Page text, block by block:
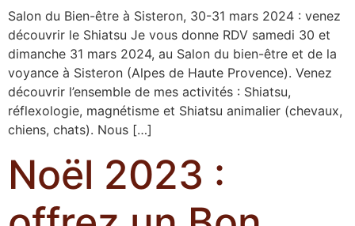
Salon du Bien-être à Sisteron, 30-31 mars 2024 : venez
découvrir le Shiatsu Je vous donne RDV samedi 30 et
dimanche 31 mars 2024, au Salon du bien-être et de la
voyance à Sisteron (Alpes de Haute Provence). Venez
découvrir l’ensemble de mes activités : Shiatsu,
réflexologie, magnétisme et Shiatsu animalier (chevaux,
chiens, chats). Nous […]
Noël 2023 :